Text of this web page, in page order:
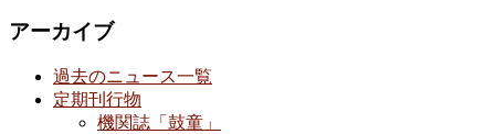
アーカイブ
過去のニュース一覧
定期刊行物
機関誌「鼓童」